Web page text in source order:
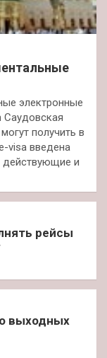
электронные
Саудовская
получить в
visa введена
действующие и
рейсы
выходных